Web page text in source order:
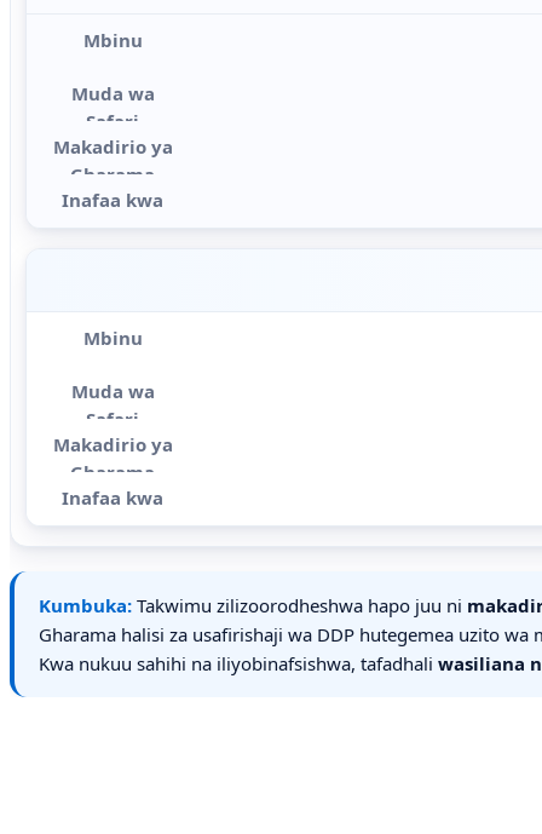
Kumbuka: Takwimu zilizoorodheshwa hapo juu ni
Gharama halisi za usafirishaji wa DDP hutegemea uzito
Kwa nukuu sahihi na iliyobinafsishwa, tafadhali wasiliana